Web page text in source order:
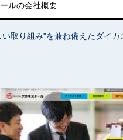
ルの会社概要
取り組み"を兼ね備えたダイカ